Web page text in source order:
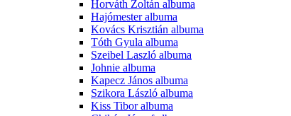
Horváth Zoltán albuma
Hajómester albuma
Kovács Krisztián albuma
Tóth Gyula albuma
Szeibel Laszló albuma
Johnie albuma
Kapecz János albuma
Szikora László albuma
Kiss Tibor albuma